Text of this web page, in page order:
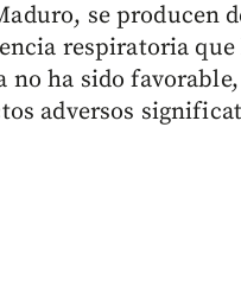
se producen
respiratoria
no ha sido
adversos